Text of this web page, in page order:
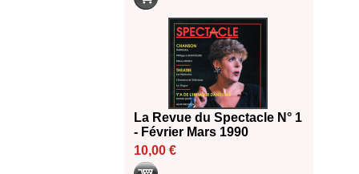
La Revue du Spectacle N° 1
- Février Mars 1990
10,00 €